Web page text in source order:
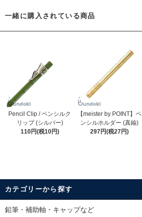
一緒に購入されている商品
Pencil Clip / ペンシルク
リップ (シルバー)
110円(税10円)
【meister by POINT】ペ
ンシルホルダー (真鍮)
297円(税27円)
カテゴリーから探す
鉛筆・補助軸・キャップなど